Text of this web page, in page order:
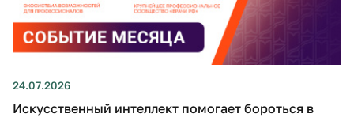
24.07.2026
Искусственный интеллект помогает бороться в